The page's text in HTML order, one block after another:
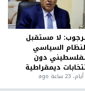
لا مستقبل
السياسي
دون
ديمقراطية